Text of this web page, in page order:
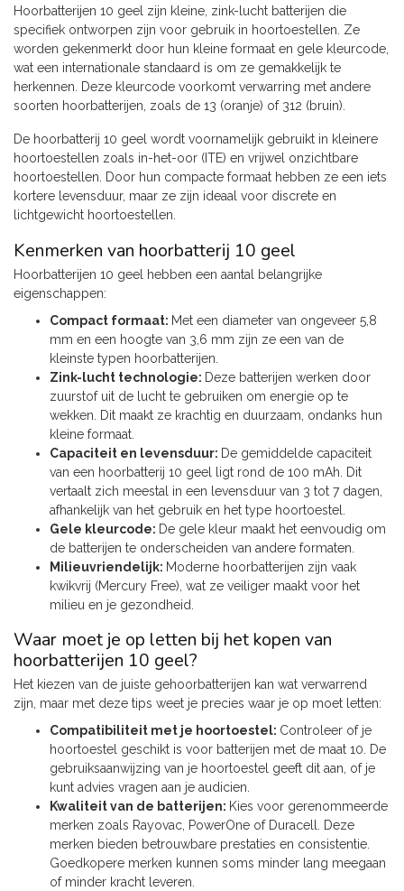
Hoorbatterijen 10 geel zijn kleine, zink-lucht batterijen die
specifiek ontworpen zijn voor gebruik in hoortoestellen. Ze
worden gekenmerkt door hun kleine formaat en gele kleurcode,
wat een internationale standaard is om ze gemakkelijk te
herkennen. Deze kleurcode voorkomt verwarring met andere
soorten hoorbatterijen, zoals de 13 (oranje) of 312 (bruin).
De hoorbatterij 10 geel wordt voornamelijk gebruikt in kleinere
hoortoestellen zoals in-het-oor (ITE) en vrijwel onzichtbare
hoortoestellen. Door hun compacte formaat hebben ze een iets
kortere levensduur, maar ze zijn ideaal voor discrete en
lichtgewicht hoortoestellen.
Kenmerken van hoorbatterij 10 geel
Hoorbatterijen 10 geel hebben een aantal belangrijke
eigenschappen:
Compact formaat: Met een diameter van ongeveer 5,8
mm en een hoogte van 3,6 mm zijn ze een van de
kleinste typen hoorbatterijen.
Zink-lucht technologie: Deze batterijen werken door
zuurstof uit de lucht te gebruiken om energie op te
wekken. Dit maakt ze krachtig en duurzaam, ondanks hun
kleine formaat.
Capaciteit en levensduur: De gemiddelde capaciteit
van een hoorbatterij 10 geel ligt rond de 100 mAh. Dit
vertaalt zich meestal in een levensduur van 3 tot 7 dagen,
afhankelijk van het gebruik en het type hoortoestel.
Gele kleurcode: De gele kleur maakt het eenvoudig om
de batterijen te onderscheiden van andere formaten.
Milieuvriendelijk: Moderne hoorbatterijen zijn vaak
kwikvrij (Mercury Free), wat ze veiliger maakt voor het
milieu en je gezondheid.
Waar moet je op letten bij het kopen van
hoorbatterijen 10 geel?
Het kiezen van de juiste gehoorbatterijen kan wat verwarrend
zijn, maar met deze tips weet je precies waar je op moet letten:
Compatibiliteit met je hoortoestel: Controleer of je
hoortoestel geschikt is voor batterijen met de maat 10. De
gebruiksaanwijzing van je hoortoestel geeft dit aan, of je
kunt advies vragen aan je audicien.
Kwaliteit van de batterijen: Kies voor gerenommeerde
merken zoals Rayovac, PowerOne of Duracell. Deze
merken bieden betrouwbare prestaties en consistentie.
Goedkopere merken kunnen soms minder lang meegaan
of minder kracht leveren.